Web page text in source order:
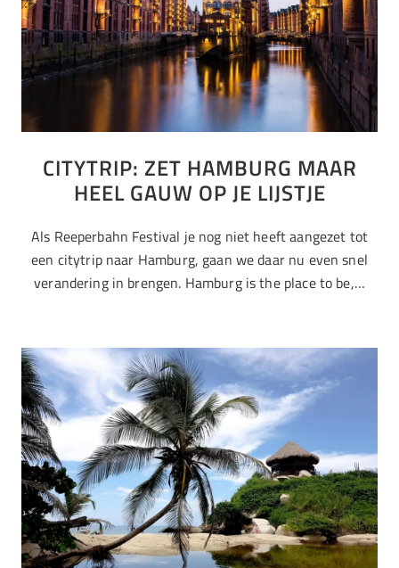
CITYTRIP: ZET HAMBURG MAAR
HEEL GAUW OP JE LIJSTJE
Als Reeperbahn Festival je nog niet heeft aangezet tot
een citytrip naar Hamburg, gaan we daar nu even snel
verandering in brengen. Hamburg is the place to be,…